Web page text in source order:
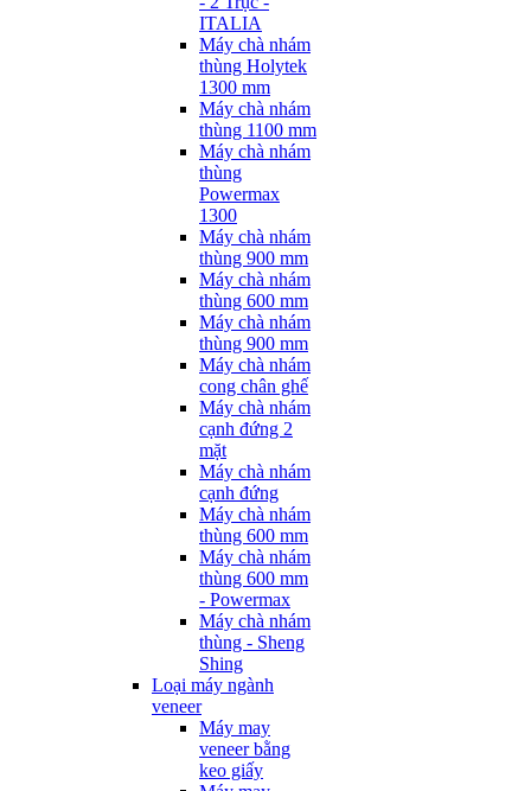
ITALIA
Máy chà nhám
thùng Holytek
1300 mm
Máy chà nhám
thùng 1100 mm
Máy chà nhám
thùng
Powermax
1300
Máy chà nhám
thùng 900 mm
Máy chà nhám
thùng 600 mm
Máy chà nhám
thùng 900 mm
Máy chà nhám
cong chân ghế
Máy chà nhám
cạnh đứng 2
mặt
Máy chà nhám
cạnh đứng
Máy chà nhám
thùng 600 mm
Máy chà nhám
thùng 600 mm
- Powermax
Máy chà nhám
thùng - Sheng
Shing
Loại máy ngành
veneer
Máy may
veneer bằng
keo giấy